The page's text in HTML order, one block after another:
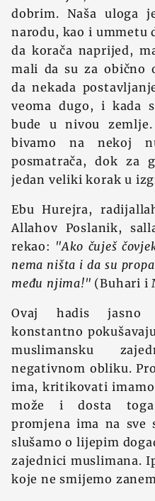
dobrim. Naša uloga
narodu, kao i ummetu
da korača naprijed,
mali da su za obično
da nekada
veoma dugo, i kada
bude u nivou
bivamo na nekoj
posmatrača, dok za
jedan veliki korak u
Ebu Hurejra,
Allahov Poslanik,
rekao: "Ako čuješ
nema ništa i da su
među njima!" (Buhari i
Ovaj hadis jasno
konstantno
muslimansku
negativnom obliku.
ima, kritikovati
može i dosta
promjena ima na sve
slušamo o lijepim
zajednici muslimana.
koje ne smijemo